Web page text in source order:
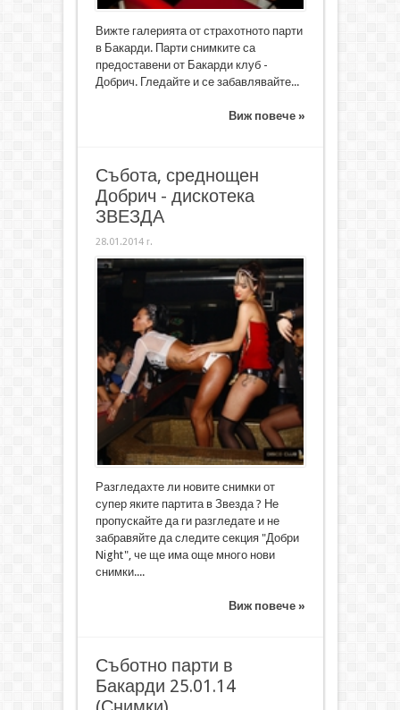
Вижте галерията от страхотното парти
в Бакарди. Парти снимките са
предоставени от Бакарди клуб -
Добрич. Гледайте и се забавлявайте...
Виж повече »
Събота, среднощен
Добрич - дискотека
ЗВЕЗДА
28.01.2014 г.
Разгледахте ли новите снимки от
супер яките партита в Звезда ? Не
пропускайте да ги разгледате и не
забравяйте да следите секция "Добри
Night", че ще има още много нови
снимки....
Виж повече »
Съботно парти в
Бакарди 25.01.14